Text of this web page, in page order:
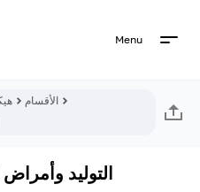
Menu
الأقسام
التوليد وأمراض